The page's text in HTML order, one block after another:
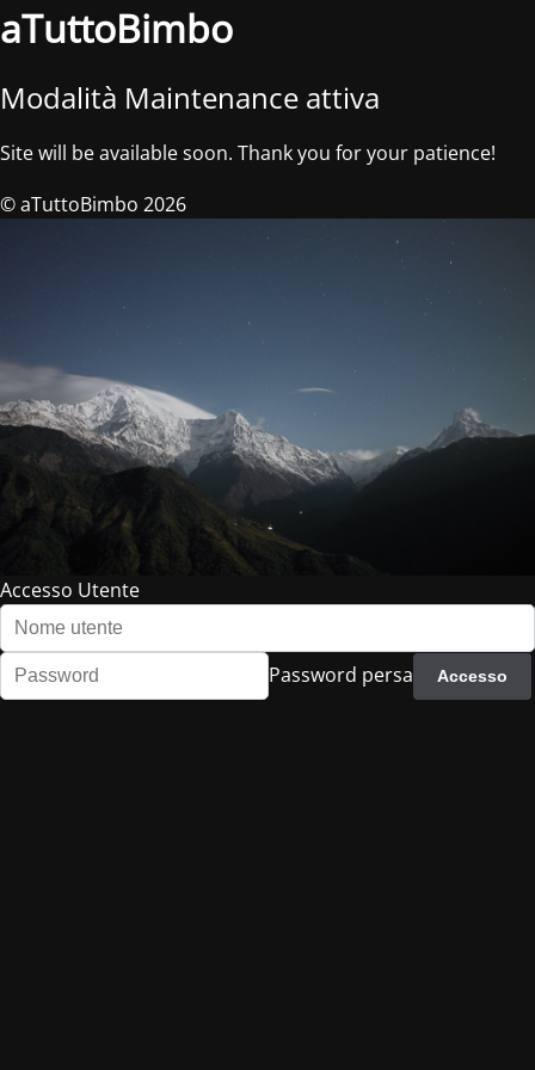
aTuttoBimbo
Modalità Maintenance attiva
Site will be available soon. Thank you for your patience!
© aTuttoBimbo 2026
Accesso Utente
Password persa